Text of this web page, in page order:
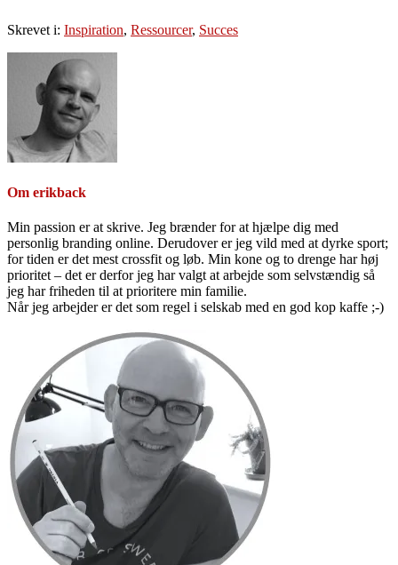
Skrevet i: Inspiration, Ressourcer, Succes
Om erikback
Min passion er at skrive. Jeg brænder for at hjælpe dig med
personlig branding online. Derudover er jeg vild med at dyrke sport;
for tiden er det mest crossfit og løb. Min kone og to drenge har høj
prioritet – det er derfor jeg har valgt at arbejde som selvstændig så
jeg har friheden til at prioritere min familie.
Når jeg arbejder er det som regel i selskab med en god kop kaffe ;-)
Sidebar